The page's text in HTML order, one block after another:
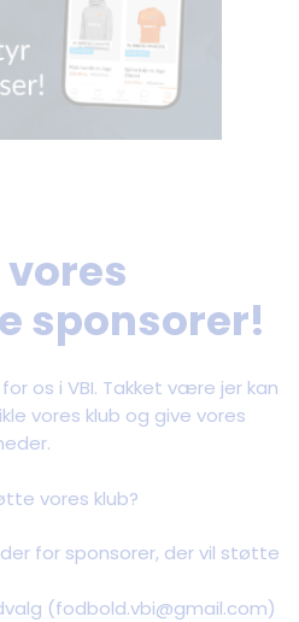
sponsorer!
os i VBI. Takket være jer kan
vores klub og give vores
vores klub?
for sponsorer, der vil støtte
(fodbold.vbi@gmail.com)